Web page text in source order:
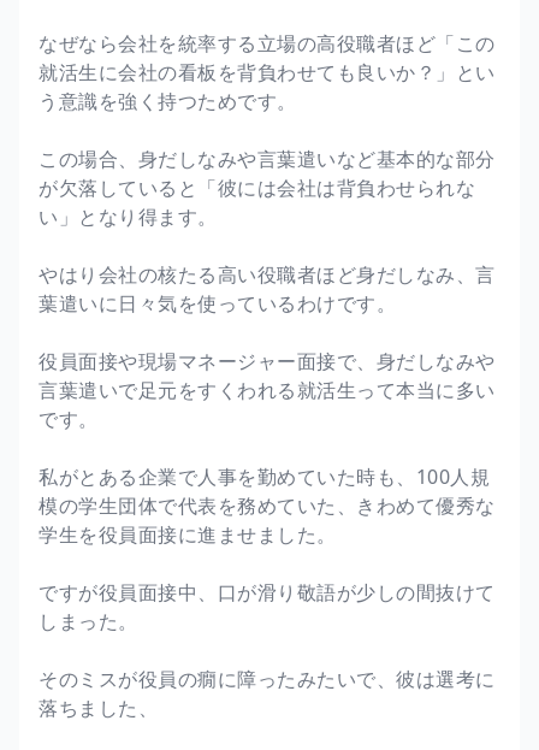
なぜなら会社を統率する立場の高役職者ほど「この
就活生に会社の看板を背負わせても良いか？」とい
う意識を強く持つためです。
この場合、身だしなみや言葉遣いなど基本的な部分
が欠落していると「彼には会社は背負わせられな
い」となり得ます。
やはり会社の核たる高い役職者ほど身だしなみ、言
葉遣いに日々気を使っているわけです。
役員面接や現場マネージャー面接で、身だしなみや
言葉遣いで足元をすくわれる就活生って本当に多い
です。
私がとある企業で人事を勤めていた時も、100人規
模の学生団体で代表を務めていた、きわめて優秀な
学生を役員面接に進ませました。
ですが役員面接中、口が滑り敬語が少しの間抜けて
しまった。
そのミスが役員の癇に障ったみたいで、彼は選考に
落ちました、